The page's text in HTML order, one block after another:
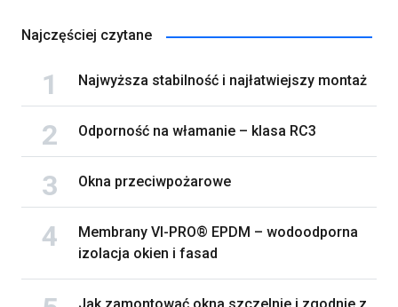
Najczęściej czytane
Najwyższa stabilność i najłatwiejszy montaż
Odporność na włamanie – klasa RC3
Okna przeciwpożarowe
Membrany VI-PRO® EPDM – wodoodporna
izolacja okien i fasad